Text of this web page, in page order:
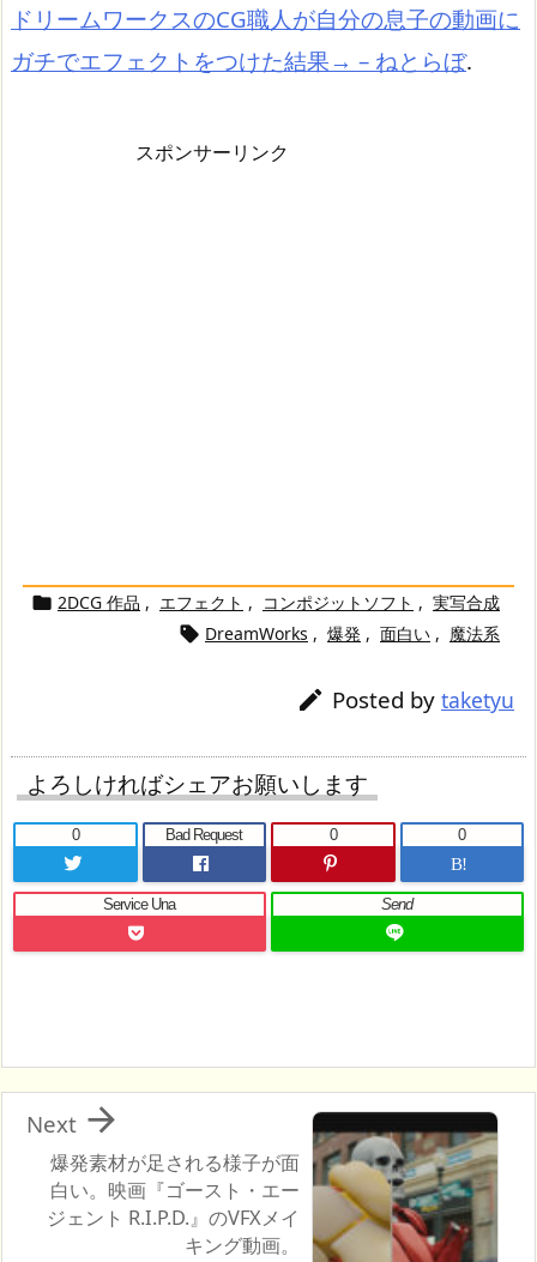
ドリームワークスのCG職人が自分の息子の動画に
ガチでエフェクトをつけた結果→ – ねとらぼ.
スポンサーリンク
 2DCG 作品 , エフェクト , コンポジットソフト , 実写合成
 DreamWorks , 爆発 , 面白い , 魔法系
 Posted by taketyu
よろしければシェアお願いします
0 Bad Request
0
B!
0
Service Una Send
爆発素材が足される様子が面
白い。映画『ゴースト・エー
ジェント R.I.P.D.』のVFXメイ
キング動画。

Next